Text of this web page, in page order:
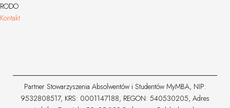
RODO
Kontakt
Partner Stowarzyszenia Absolwentów i Studentów MyMBA, NIP:
9532808517, KRS: 0001147188, REGON: 540530205, Adres